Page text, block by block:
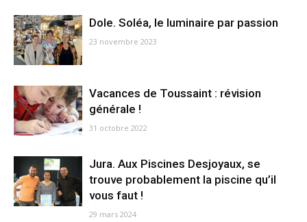
Dole. Soléa, le luminaire par passion
23 novembre 2023
Vacances de Toussaint : révision
générale !
31 octobre 2022
Jura. Aux Piscines Desjoyaux, se
trouve probablement la piscine qu’il
vous faut !
29 mars 2024